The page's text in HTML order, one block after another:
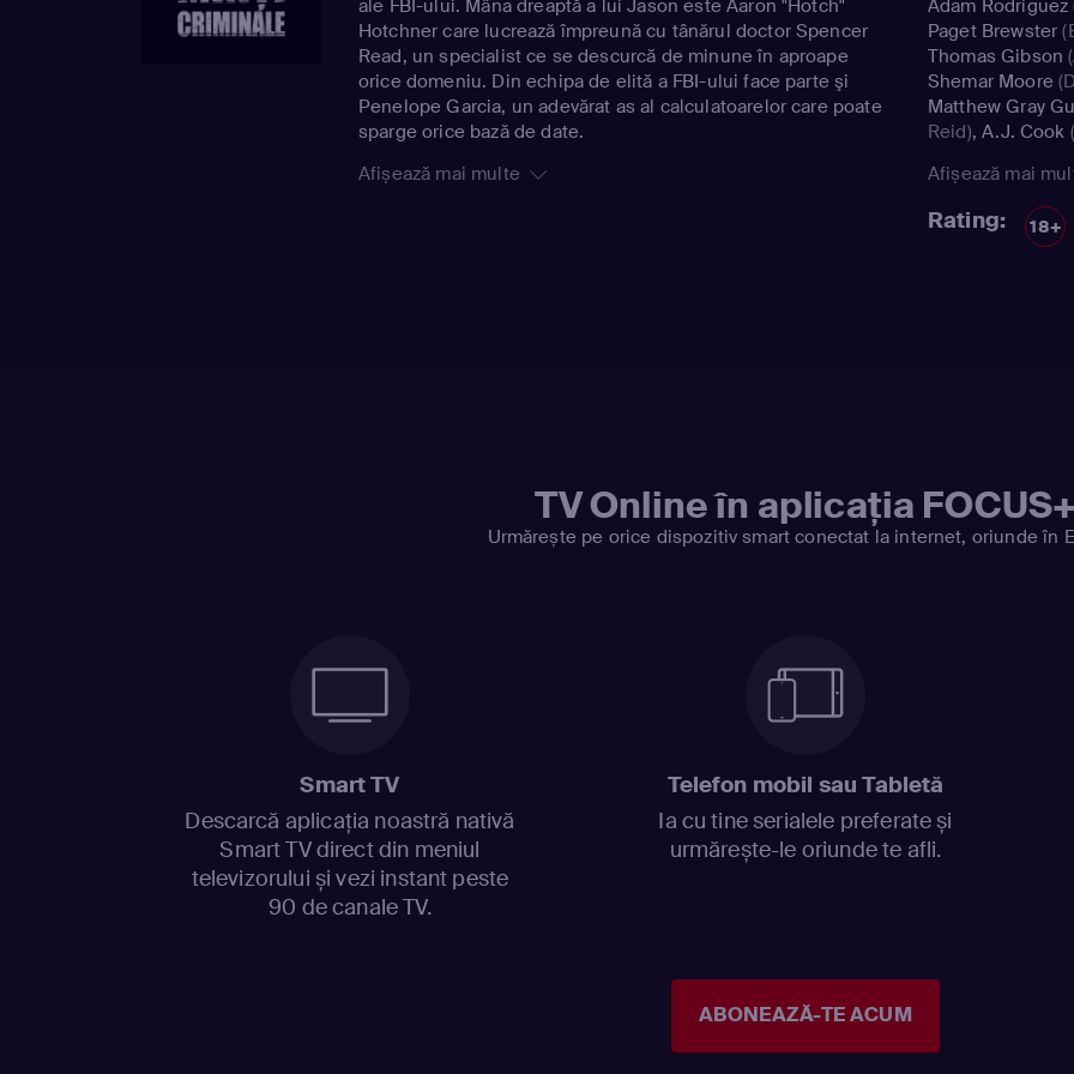
ale FBI-ului. Mâna dreaptă a lui Jason este Aaron "Hotch"
Hotchner care lucrează împreună cu tânărul doctor Spencer
Read, un specialist ce se descurcă de minune în aproape
orice domeniu. Din echipa de elită a FBI-ului face parte şi
Penelope Garcia, un adevărat as al calculatoarelor care poate
sparge orice bază de date.
Afișează mai multe
Adam Rodriguez
Paget Brewster
Thomas Gibson
Shemar Moore
Matthew Gray
Reid),A.J. Cook
Gideon),Zach
Jr.)
Chaise Goris
Sharisse Baker-
Afișează mai
Rating: 18+
TV Online în aplicația FOCUS+
Urmărește pe orice dispozitiv smart conectat la internet, oriunde în
Smart TV
Descarcă aplicația noastră nativă
Smart TV direct din meniul
televizorului și vezi instant peste
90 de canale TV.
Telefon mobil sau Tabletă
Ia cu tine serialele preferate și
urmărește-le oriunde te afli.
ABONEAZĂ-TE ACUM